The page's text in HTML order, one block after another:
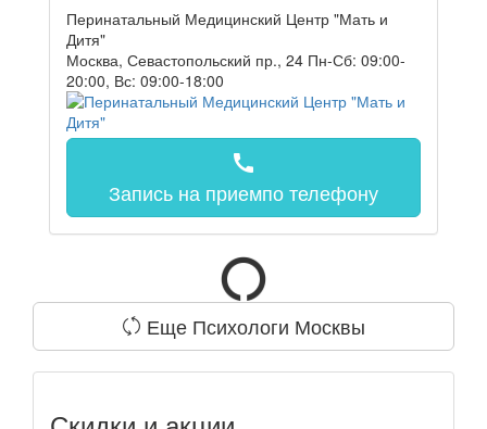
Перинатальный Медицинский Центр "Мать и
Дитя"
Москва, Севастопольский пр., 24 Пн-Сб: 09:00-
20:00, Вс: 09:00-18:00
call
Запись на приемпо телефону
Еще Психологи Москвы